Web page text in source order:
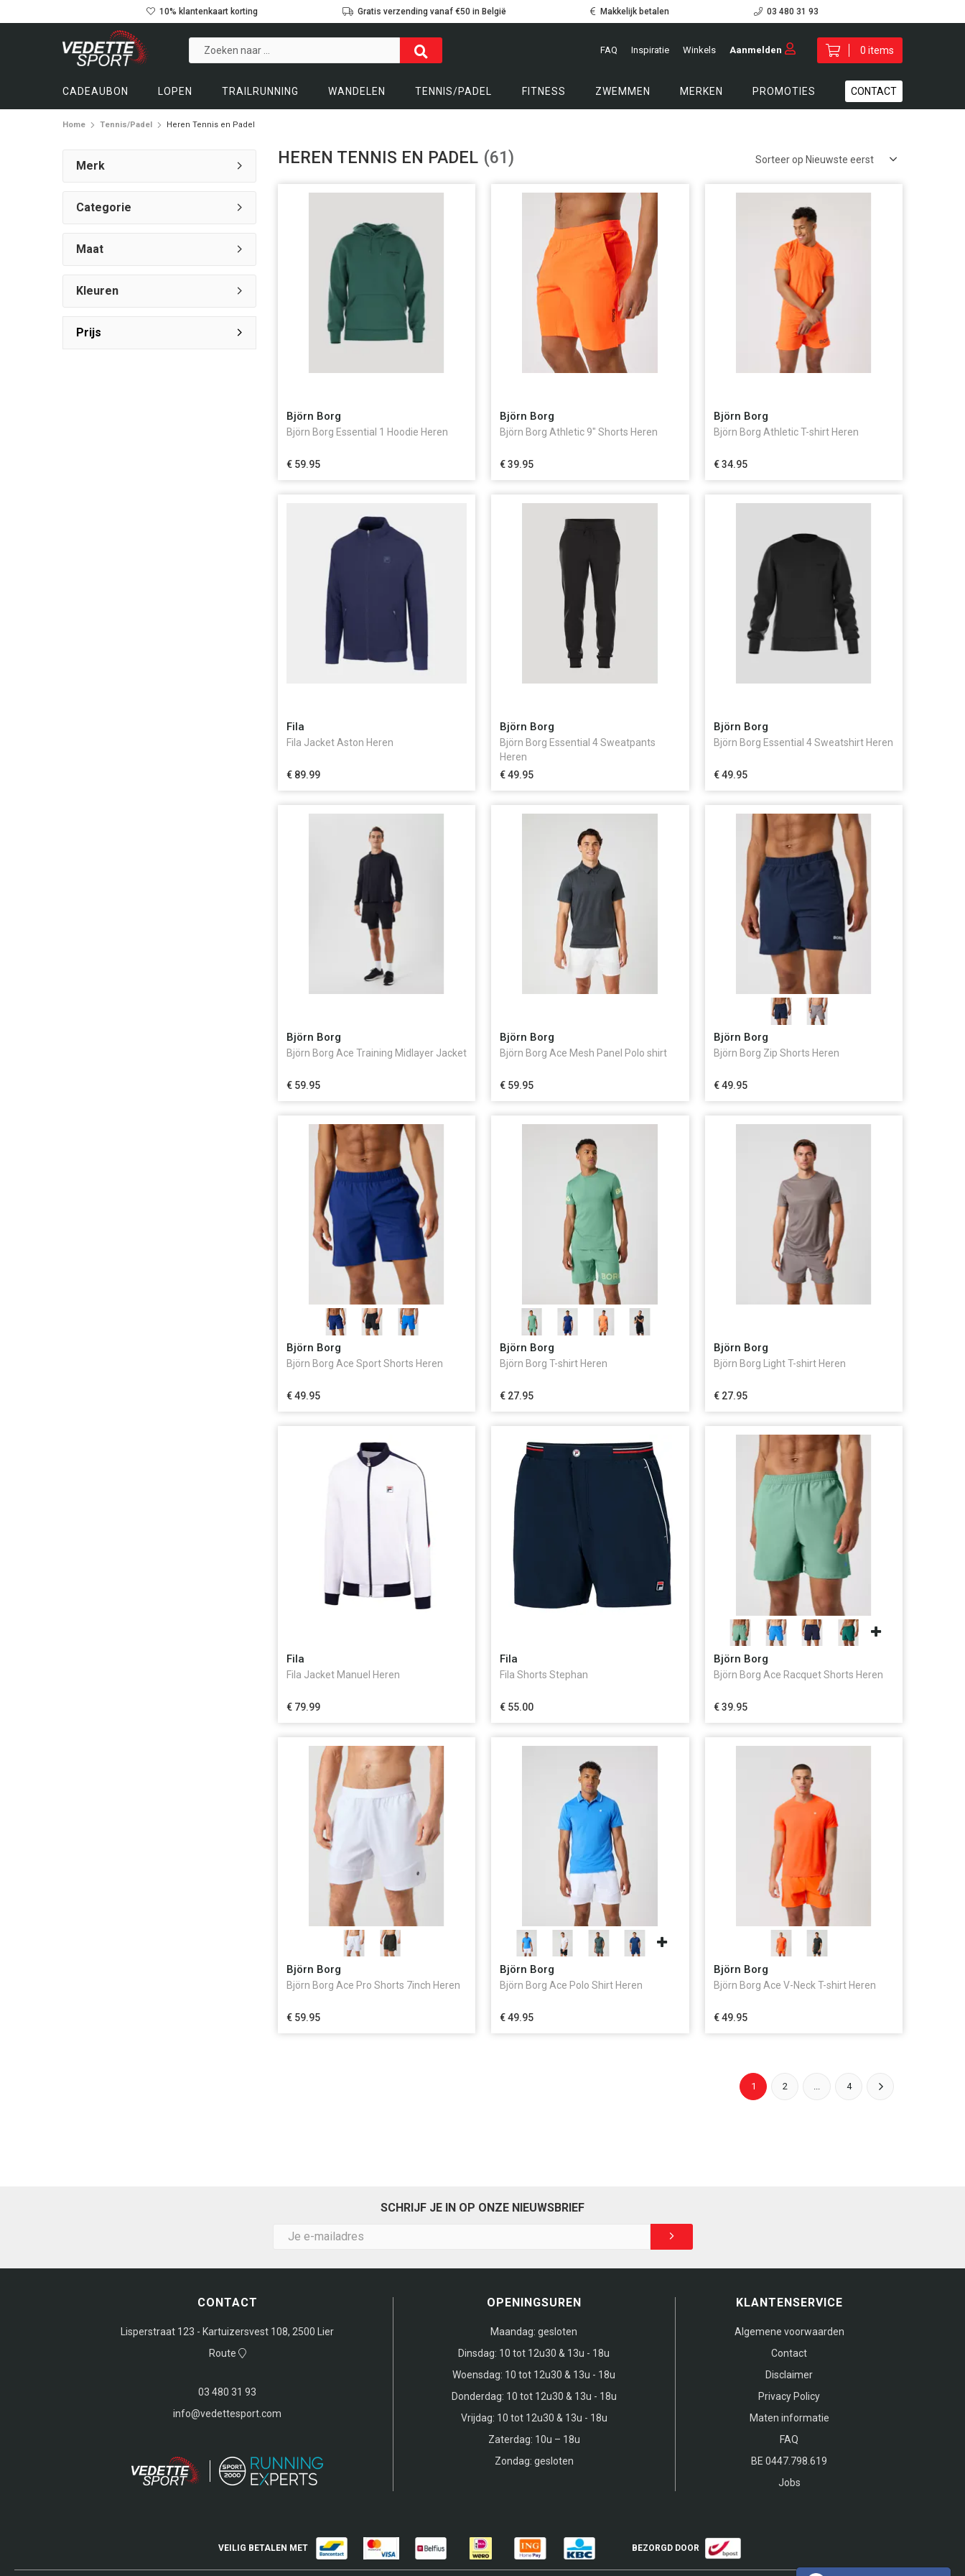
10% klantenkaart korting Gratis verzending vanaf €50 in België Makkelijk betalen 03 480 31 93
FAQ Inspiratie Winkels Aanmelden 0 items
CADEAUBON LOPEN TRAILRUNNING WANDELEN TENNIS/PADEL FITNESS ZWEMMEN MERKEN PROMOTIES CONTACT
Home Tennis/Padel Heren Tennis en Padel
Merk
Categorie
Maat
Kleuren
Prijs
HEREN TENNIS EN PADEL (61)
Björn Borg
Björn Borg Essential 1 Hoodie Heren
€ 59.95
Björn Borg
Björn Borg Athletic 9" Shorts Heren
€ 39.95
Björn Borg
Björn Borg Athletic T-shirt Heren
€ 34.95
Fila
Fila Jacket Aston Heren
€ 89.99
Björn Borg
Björn Borg Essential 4 Sweatpants
Heren
€ 49.95
Björn Borg
Björn Borg Essential 4 Sweatshirt Heren
€ 49.95
Björn Borg
Björn Borg Ace Training Midlayer Jacket
€ 59.95
Björn Borg
Björn Borg Ace Mesh Panel Polo shirt
€ 59.95
Björn Borg
Björn Borg Zip Shorts Heren
€ 49.95
Björn Borg
Björn Borg Ace Sport Shorts Heren
€ 49.95
Björn Borg
Björn Borg T-shirt Heren
€ 27.95
Björn Borg
Björn Borg Light T-shirt Heren
€ 27.95
Fila
Fila Jacket Manuel Heren
€ 79.99
Fila
Fila Shorts Stephan
€ 55.00
Björn Borg
Björn Borg Ace Racquet Shorts Heren
€ 39.95
Björn Borg
Björn Borg Ace Pro Shorts 7inch Heren
€ 59.95
Björn Borg
Björn Borg Ace Polo Shirt Heren
€ 49.95
Björn Borg
Björn Borg Ace V-Neck T-shirt Heren
€ 49.95
1 2 4
SCHRIJF JE IN OP ONZE NIEUWSBRIEF
CONTACT
Lisperstraat 123 - Kartuizersvest 108, 2500 Lier
Route
03 480 31 93
info@vedettesport.com
OPENINGSUREN
Maandag: gesloten
Dinsdag: 10 tot 12u30 & 13u - 18u
Woensdag: 10 tot 12u30 & 13u - 18u
Donderdag: 10 tot 12u30 & 13u - 18u
Vrijdag: 10 tot 12u30 & 13u - 18u
Zaterdag: 10u – 18u
Zondag: gesloten
KLANTENSERVICE
Algemene voorwaarden
Contact
Disclaimer
Privacy Policy
Maten informatie
FAQ
BE 0447.798.619
Jobs
VEILIG BETALEN MET BEZORGD DOOR